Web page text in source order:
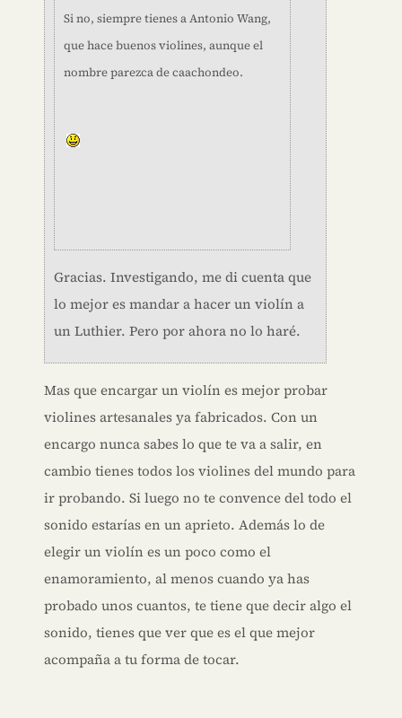
Si no, siempre tienes a Antonio Wang,
que hace buenos violines, aunque el
nombre parezca de caachondeo.
Gracias. Investigando, me di cuenta que
lo mejor es mandar a hacer un violín a
un Luthier. Pero por ahora no lo haré.
Mas que encargar un violín es mejor probar
violines artesanales ya fabricados. Con un
encargo nunca sabes lo que te va a salir, en
cambio tienes todos los violines del mundo para
ir probando. Si luego no te convence del todo el
sonido estarías en un aprieto. Además lo de
elegir un violín es un poco como el
enamoramiento, al menos cuando ya has
probado unos cuantos, te tiene que decir algo el
sonido, tienes que ver que es el que mejor
acompaña a tu forma de tocar.